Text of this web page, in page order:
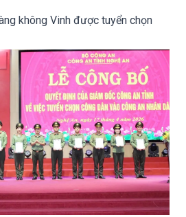
không Vinh được tuyển chọn